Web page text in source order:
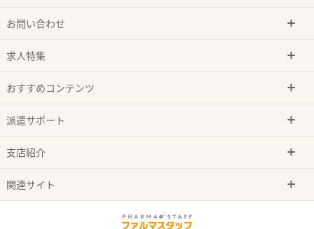
お問い合わせ
求人特集
おすすめコンテンツ
派遣サポート
支店紹介
関連サイト